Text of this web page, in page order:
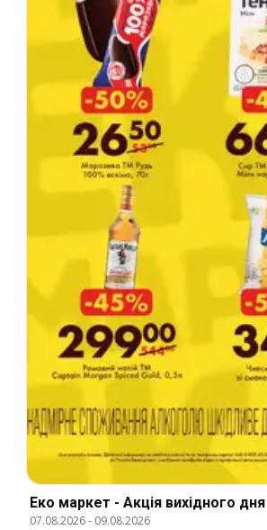
Еко маркет - Акція вихідного дня
07.08.2026- 09.08.2026